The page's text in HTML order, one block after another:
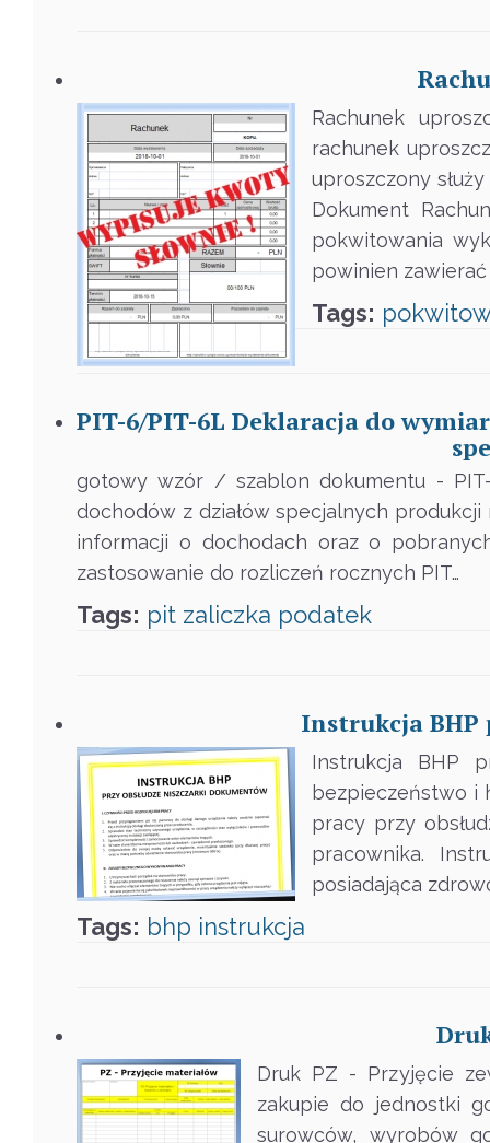
Rachunek
rachunek
uproszczony
Dokument
pokwitowania
powinien zawierać
Tags:
PIT-6/PIT-6L Deklaracja do
gotowy wzór / szablon dokumentu -
dochodów z działów specjalnych
informacji o dochodach oraz o
zastosowanie do rozliczeń rocznych PIT…
Tags: pit zaliczka podatek
Instrukcja BHP
Instrukcja BHP
bezpieczeństwo i
pracy przy
pracownika.
posiadająca
Tags: bhp instrukcja
Druk PZ - Przyjęcie
zakupie do jednostki
surowców, wyrobów